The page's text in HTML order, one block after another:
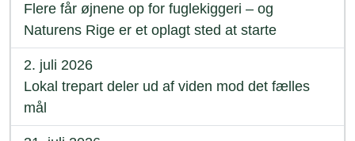
Flere får øjnene op for fuglekiggeri – og
Naturens Rige er et oplagt sted at starte
2. juli 2026
Lokal trepart deler ud af viden mod det fælles
mål